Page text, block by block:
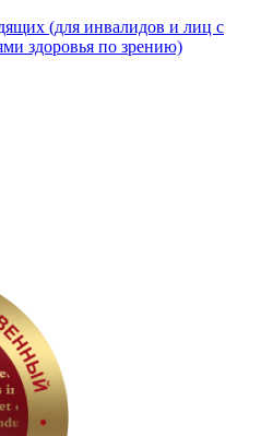
(для инвалидов и лиц с
здоровья по зрению)